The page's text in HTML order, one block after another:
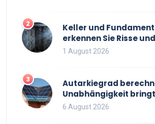
2
Keller und
erkennen Sie Risse und
Feuchtigkeit bei
1 August 2026
3
Autarkiegrad
Unabhängigkeit
Anlage mit Speicher
6 August 2026